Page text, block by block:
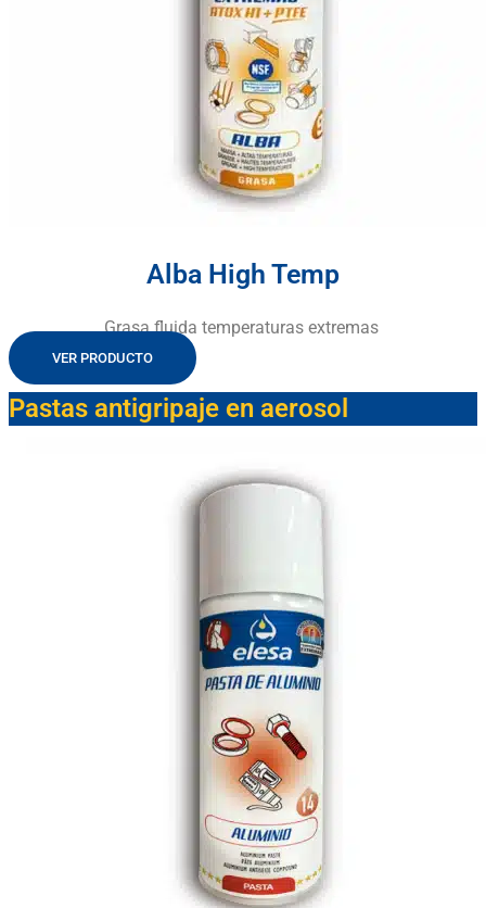
Alba High Temp
Grasa fluida temperaturas extremas
VER PRODUCTO
Pastas antigripaje en aerosol